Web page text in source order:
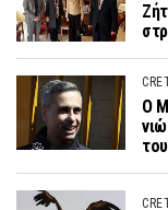
Ο
του